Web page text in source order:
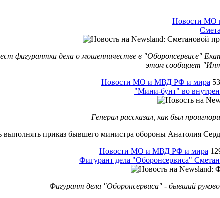
Новости МО
фигурантки дела о мошенничестве в "Оборонсервисе"
этом сообщает
Новости МО и МВД РФ и мира
"Мини-бунт" во
Генерал рассказал, как был
выполнять приказ бывшего министра обороны Анатолия
Новости МО и МВД РФ и мира
Фигурант дела "Оборонсервиса"
Фигурант дела "Оборонсервиса" - бывший